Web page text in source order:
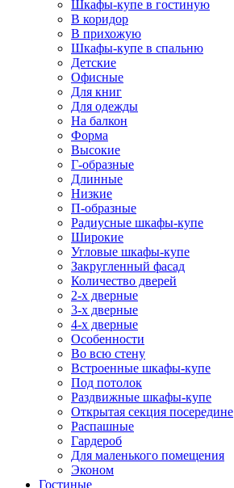
Шкафы-купе в гостиную
В коридор
В прихожую
Шкафы-купе в спальню
Детские
Офисные
Для книг
Для одежды
На балкон
Форма
Высокие
Г-образные
Длинные
Низкие
П-образные
Радиусные шкафы-купе
Широкие
Угловые шкафы-купе
Закругленный фасад
Количество дверей
2-х дверные
3-х дверные
4-х дверные
Особенности
Во всю стену
Встроенные шкафы-купе
Под потолок
Раздвижные шкафы-купе
Открытая секция посередине
Распашные
Гардероб
Для маленького помещения
Эконом
Гостиные